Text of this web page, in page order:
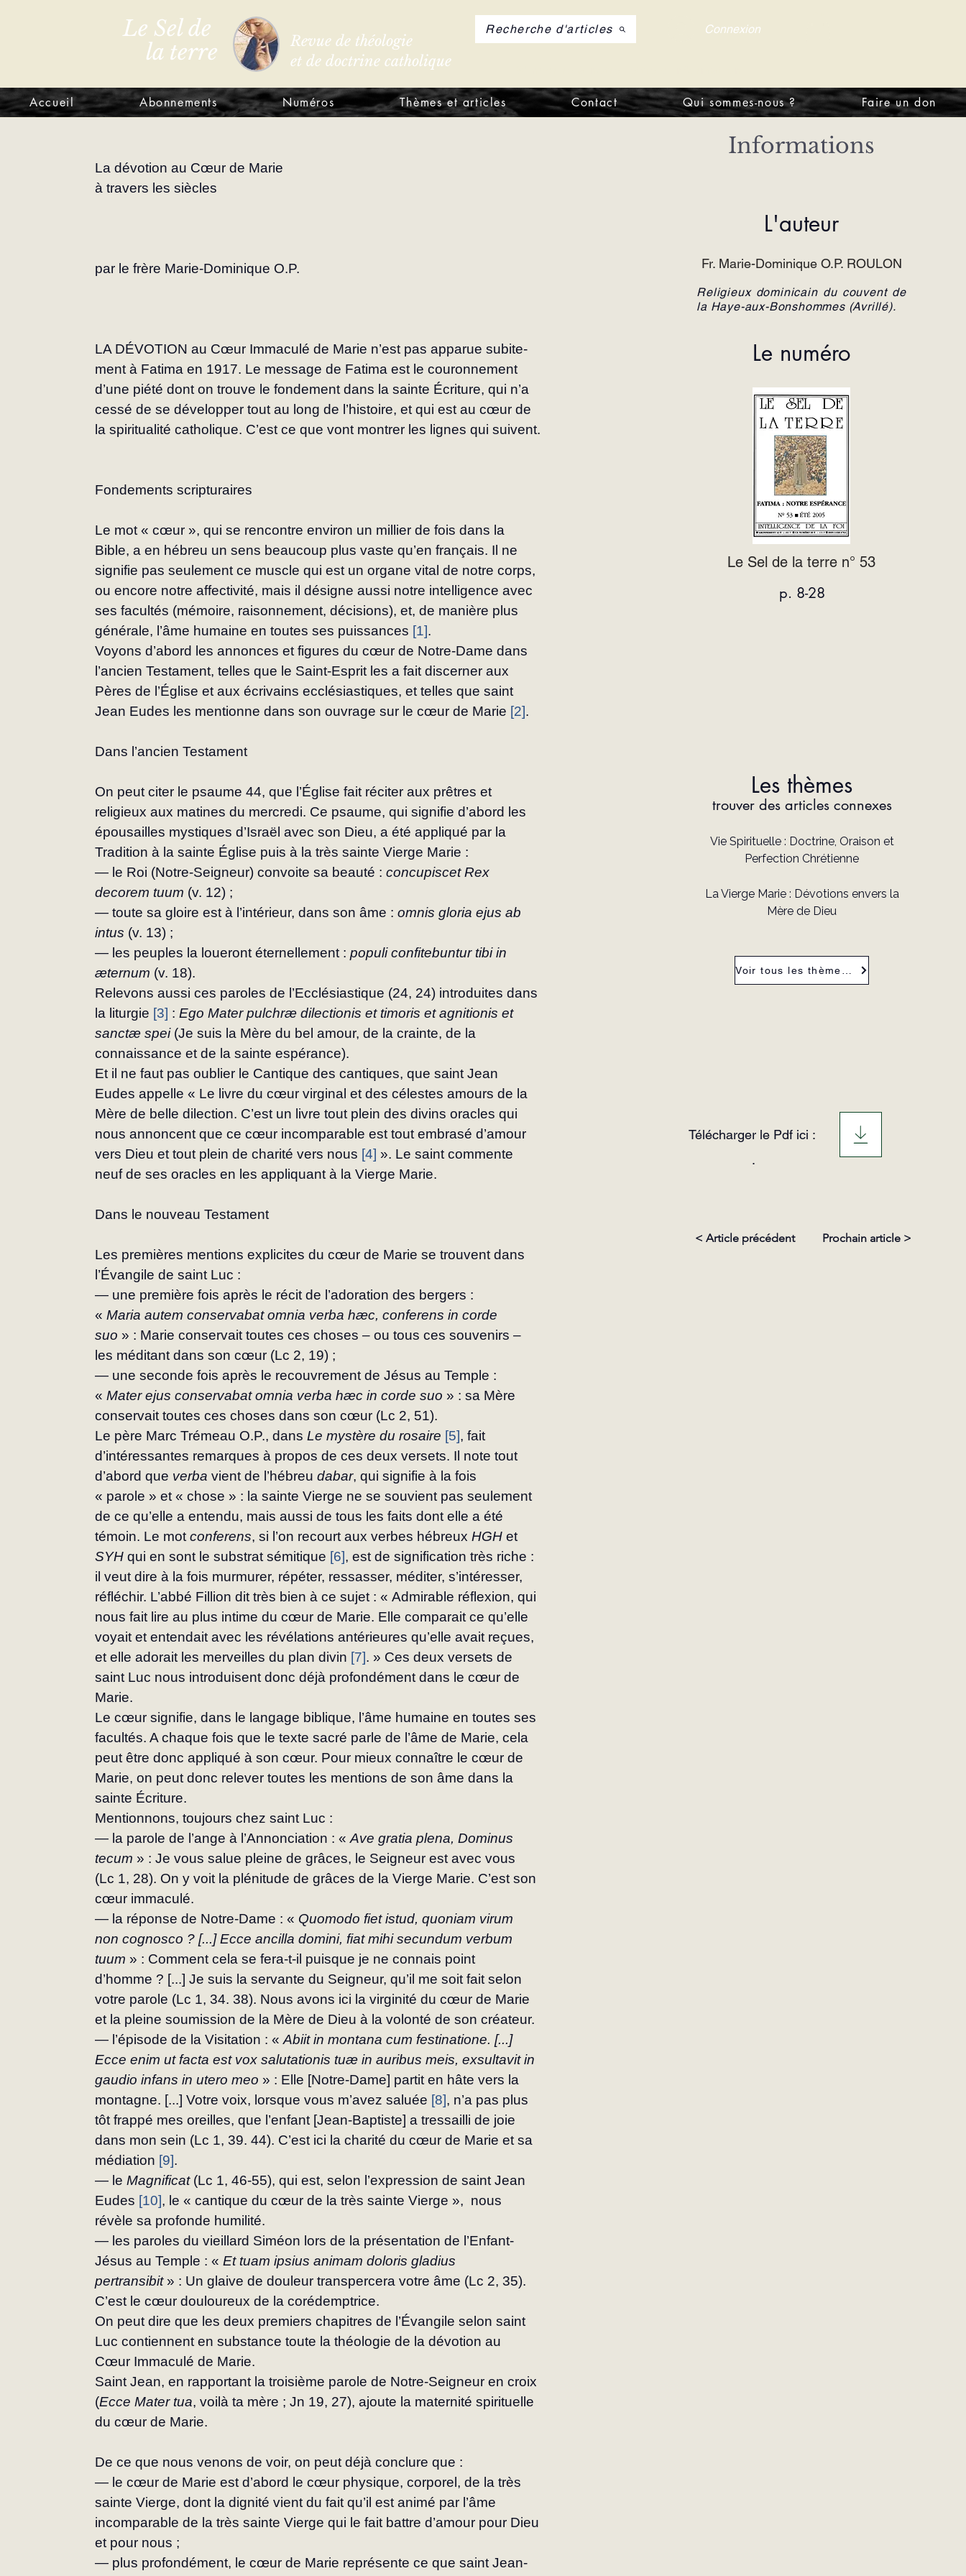
Le Sel de
la terre
Revue de théologie
et de doctrine catholique
Recherche d'articles Connexion
Accueil Abonnements Numéros Thèmes et articles Contact Qui sommes-nous ? Faire un don
La dévotion au Cœur de Marie
à travers les siècles
par le frère Marie-Dominique O.P.
LA DÉVOTION au Cœur Immaculé de Marie n’est pas apparue subite­
ment à Fatima en 1917. Le message de Fatima est le couronnement
d’une piété dont on trouve le fondement dans la sainte Écriture, qui n’a
cessé de se développer tout au long de l’histoire, et qui est au cœur de
la spiritualité catholique. C’est ce que vont montrer les lignes qui suivent.
Fondements scripturaires
Le mot « cœur », qui se rencontre environ un millier de fois dans la
Bible, a en hébreu un sens beaucoup plus vaste qu’en français. Il ne
signifie pas seule­ment ce muscle qui est un organe vital de notre corps,
ou encore notre affecti­vité, mais il désigne aussi notre intelligence avec
ses facultés (mémoire, raison­nement, décisions), et, de manière plus
générale, l’âme humaine en toutes ses puissances [1].
Voyons d’abord les annonces et figures du cœur de Notre-Dame dans
l’an­cien Testament, telles que le Saint-Esprit les a fait discerner aux
Pères de l’Église et aux écrivains ecclésiastiques, et telles que saint
Jean Eudes les mentionne dans son ouvrage sur le cœur de Marie [2].
Dans l’ancien Testament
On peut citer le psaume 44, que l’Église fait réciter aux prêtres et
religieux aux matines du mercredi. Ce psaume, qui signifie d’abord les
épousailles mys­tiques d’Israël avec son Dieu, a été appliqué par la
Tradition à la sainte Église puis à la très sainte Vierge Marie :
— le Roi (Notre-Seigneur) convoite sa beauté : concupiscet Rex
decorem tuum (v. 12) ;
— toute sa gloire est à l’intérieur, dans son âme : omnis gloria ejus ab
intus (v. 13) ;
— les peuples la loueront éternellement : populi confitebuntur tibi in
æternum (v. 18).
Relevons aussi ces paroles de l’Ecclésiastique (24, 24) introduites dans
la li­turgie [3] : Ego Mater pulchræ dilectionis et timoris et agnitionis et
sanctæ spei (Je suis la Mère du bel amour, de la crainte, de la
connaissance et de la sainte espé­rance).
Et il ne faut pas oublier le Cantique des cantiques, que saint Jean
Eudes ap­pelle « Le livre du cœur virginal et des célestes amours de la
Mère de belle di­lection. C’est un livre tout plein des divins oracles qui
nous annoncent que ce cœur incomparable est tout embrasé d’amour
vers Dieu et tout plein de charité vers nous [4] ». Le saint commente
neuf de ses oracles en les appliquant à la Vierge Marie.
Dans le nouveau Testament
Les premières mentions explicites du cœur de Marie se trouvent dans
l’Évangile de saint Luc :
— une première fois après le récit de l’adoration des bergers :
« Maria autem conservabat omnia verba hæc, conferens in corde
suo » : Marie conservait toutes ces choses – ou tous ces souvenirs –
les méditant dans son cœur (Lc 2, 19) ;
— une seconde fois après le recouvrement de Jésus au Temple :
« Mater ejus conservabat omnia verba hæc in corde suo » : sa Mère
conservait toutes ces choses dans son cœur (Lc 2, 51).
Le père Marc Trémeau O.P., dans Le mystère du rosaire [5], fait
d’intéressantes remarques à propos de ces deux versets. Il note tout
d’abord que verba vient de l’hébreu dabar, qui signifie à la fois
« parole » et « chose » : la sainte Vierge ne se souvient pas seulement
de ce qu’elle a entendu, mais aussi de tous les faits dont elle a été
témoin. Le mot conferens, si l’on recourt aux verbes hébreux HGH et
SYH qui en sont le substrat sémitique [6], est de signification très riche :
il veut dire à la fois murmurer, répéter, ressasser, méditer, s’intéresser,
réfléchir. L’abbé Fillion dit très bien à ce sujet : « Admirable réflexion, qui
nous fait lire au plus intime du cœur de Marie. Elle comparait ce qu’elle
voyait et entendait avec les révélations antérieures qu’elle avait reçues,
et elle adorait les merveilles du plan divin [7]. » Ces deux versets de
saint Luc nous introduisent donc déjà pro­fondément dans le cœur de
Marie.
Le cœur signifie, dans le langage biblique, l’âme humaine en toutes ses
facul­tés. A chaque fois que le texte sacré parle de l’âme de Marie, cela
peut être donc appliqué à son cœur. Pour mieux connaître le cœur de
Marie, on peut donc re­lever toutes les mentions de son âme dans la
sainte Écriture.
Mentionnons, toujours chez saint Luc :
— la parole de l’ange à l’Annonciation : « Ave gratia plena, Dominus
tecum » : Je vous salue pleine de grâces, le Seigneur est avec vous
(Lc 1, 28). On y voit la plénitude de grâces de la Vierge Marie. C’est son
cœur immaculé.
— la réponse de Notre-Dame : « Quomodo fiet istud, quoniam virum
non co­gnosco ? [...] Ecce ancilla domini, fiat mihi secundum verbum
tuum » : Comment cela se fera-t-il puisque je ne connais point
d’homme ? [...] Je suis la servante du Seigneur, qu’il me soit fait selon
votre parole (Lc 1, 34. 38). Nous avons ici la virginité du cœur de Marie
et la pleine soumission de la Mère de Dieu à la vo­lonté de son créateur.
— l’épisode de la Visitation : « Abiit in montana cum festinatione. [...]
Ecce enim ut facta est vox salutationis tuæ in auribus meis, exsultavit in
gaudio infans in utero meo » : Elle [Notre-Dame] partit en hâte vers la
montagne. [...] Votre voix, lorsque vous m’avez saluée [8], n’a pas plus
tôt frappé mes oreilles, que l’enfant [Jean-Baptiste] a tressailli de joie
dans mon sein (Lc 1, 39. 44). C’est ici la charité du cœur de Marie et sa
médiation [9].
— le Magnificat (Lc 1, 46-55), qui est, selon l’expression de saint Jean
Eudes [10], le « cantique du cœur de la très sainte Vierge »,  nous
révèle sa profonde humi­lité.
— les paroles du vieillard Siméon lors de la présentation de l’Enfant-
Jésus au Temple : « Et tuam ipsius animam doloris gladius
pertransibit » : Un glaive de dou­leur transpercera votre âme (Lc 2, 35).
C’est le cœur douloureux de la coré­demptrice.
On peut dire que les deux premiers chapitres de l’Évangile selon saint
Luc contiennent en substance toute la théologie de la dévotion au
Cœur Immaculé de Marie.
Saint Jean, en rapportant la troisième parole de Notre-Seigneur en croix
(Ecce Mater tua, voilà ta mère ; Jn 19, 27), ajoute la maternité spirituelle
du cœur de Marie.
De ce que nous venons de voir, on peut déjà conclure que :
— le cœur de Marie est d’abord le cœur physique, corporel, de la très
sainte Vierge, dont la dignité vient du fait qu’il est animé par l’âme
incomparable de la très sainte Vierge qui le fait battre d’amour pour Dieu
et pour nous ;
— plus profondément, le cœur de Marie représente ce que saint Jean-
Informations
L'auteur
Fr. Marie-Dominique O.P. ROULON
Religieux dominicain du couvent de
la Haye-aux-Bonshommes (Avrillé).
Le numéro
Le Sel de la terre n° 53
p. 8-28
Les thèmes
trouver des articles connexes
Vie Spirituelle : Doctrine, Oraison et
Perfection Chrétienne
La Vierge Marie : Dévotions envers la
Mère de Dieu
Télécharger le Pdf ici :
.
< Article précédent Prochain article >